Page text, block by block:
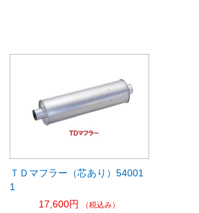
ＴＤマフラー（芯あり）54001
1
17,600円
（税込み）